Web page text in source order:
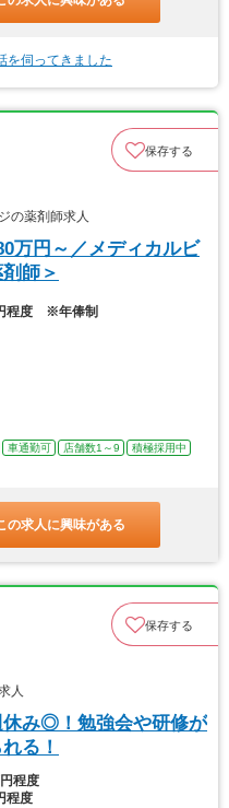
を伺ってきました
保存する
の薬剤師求人
万円～／メディカルビ
師＞
程度 ※年俸制
車通勤可 店舗数1～9
積極採用中
の求人に興味がある
保存する
人
休み◎！勉強会や研修が
る！
程度
程度